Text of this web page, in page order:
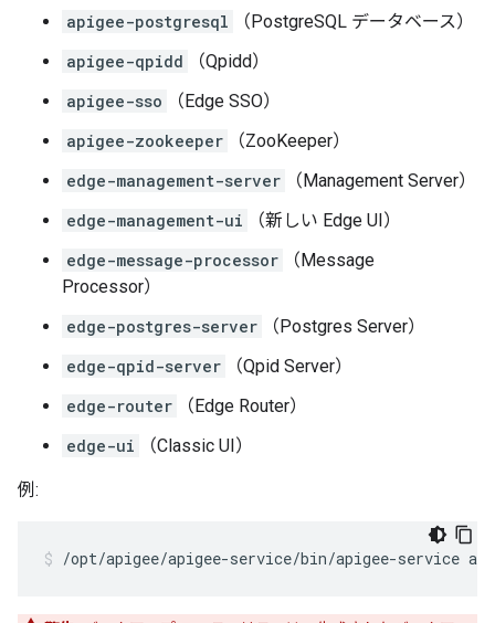
apigee-postgresql
（PostgreSQL データベース）
apigee-qpidd
（Qpidd）
apigee-sso
（Edge SSO）
apigee-zookeeper
（ZooKeeper）
edge-management-server
（Management Server）
edge-management-ui
（新しい Edge UI）
edge-message-processor
（Message
Processor）
edge-postgres-server
（Postgres Server）
edge-qpid-server
（Qpid Server）
edge-router
（Edge Router）
edge-ui
（Classic UI）
例:
/opt/apigee/apigee-service/bin/apigee-service